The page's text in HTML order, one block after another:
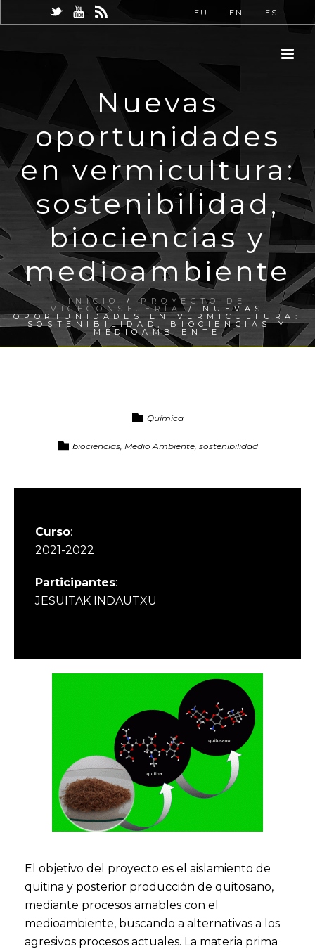
EU EN ES
Nuevas
oportunidades
en vermicultura:
sostenibilidad,
biociencias y
medioambiente
INICIO /PROYECTO DE
VICECONSEJERÍA / NUEVAS
OPORTUNIDADES EN VERMICULTURA:
SOSTENIBILIDAD, BIOCIENCIAS Y
MEDIOAMBIENTE
Química
biociencias, Medio Ambiente, sostenibilidad
Curso:
2021-2022
Participantes:
JESUITAK INDAUTXU
El objetivo del proyecto es el aislamiento de
quitina y posterior producción de quitosano,
mediante procesos amables con el
medioambiente, buscando a alternativas a los
agresivos procesos actuales. La materia prima